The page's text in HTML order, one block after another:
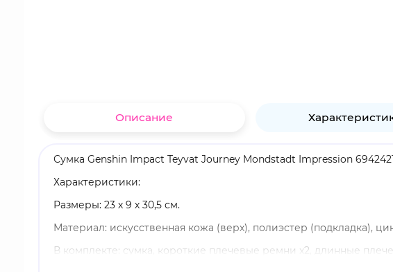
Описание
Сумка Genshin Impact Teyvat Journey Mondstadt Impression
Характеристики:
Размеры: 23 х 9 х 30,5 см.
Материал: искусственная кожа (верх), полиэстер (подкладка),
В комплекте: сумка, короткие плечевые ремни x2, длинные